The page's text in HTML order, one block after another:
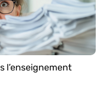
l’enseignement